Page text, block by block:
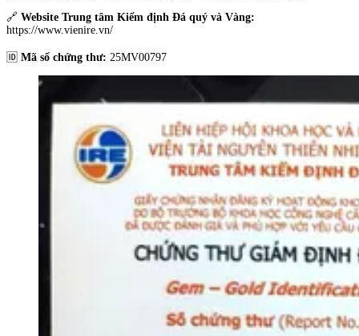
🔗 Website Trung tâm Kiểm định Đá quý và Vàng:
https://www.vienire.vn/
🆔 Mã số chứng thư: 25MV00797